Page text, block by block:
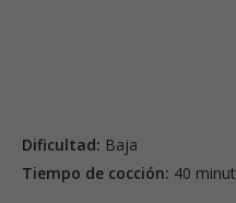
Dificultad: Baja
Tiempo de cocción: 40